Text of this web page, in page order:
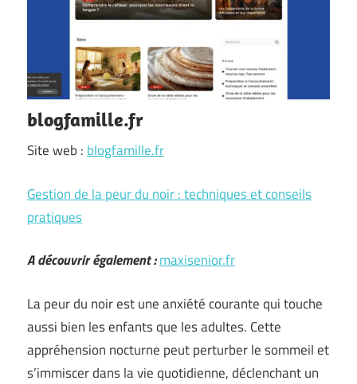
blogfamille.fr
Site web : blogfamille.fr
Gestion de la peur du noir : techniques et conseils
pratiques
A découvrir également :maxisenior.fr
La peur du noir est une anxiété courante qui touche
aussi bien les enfants que les adultes. Cette
appréhension nocturne peut perturber le sommeil et
s’immiscer dans la vie quotidienne, déclenchant un